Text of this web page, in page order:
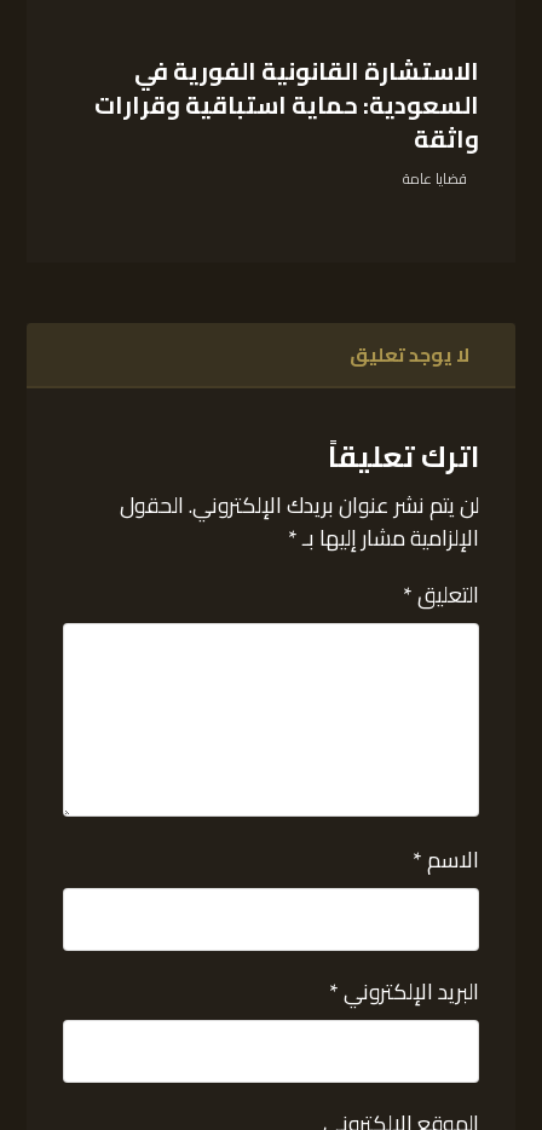
الاستشارة القانونية الفورية في
السعودية: حماية استباقية وقرارات
واثقة
قضايا عامة
لا يوجد تعليق
اترك تعليقاً
لن يتم نشر عنوان بريدك الإلكتروني.الحقول
الإلزامية مشار إليها بـ*
التعليق*
الاسم*
البريد الإلكتروني*